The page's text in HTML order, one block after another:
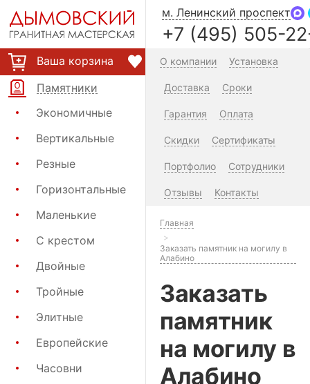
Ваша корзина
Памятники
Экономичные
Вертикальные
Резные
Горизонтальные
Маленькие
С крестом
Двойные
Тройные
Элитные
Европейские
Часовни
м. Ленинский проспект
+7 (495) 505-
О компании Установка
Доставка Сроки
Гарантия Оплата
Скидки Сертификаты
Портфолио Сотрудники
Отзывы Контакты
Главная
Заказать памятник на могилу в
Алабино
Заказать
памятник
на могилу в
Алабино